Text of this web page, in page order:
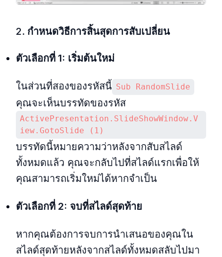
2. กำหนดวิธีการสิ้นสุดการสับเปลี่ยน
ตัวเลือกที่ 1: เริ่มต้นใหม่
ในส่วนที่สองของรหัสนี้ Sub RandomSlide
คุณจะเห็นบรรทัดของรหัส
ActivePresentation.SlideShowWindow.V
iew.GotoSlide (1)
บรรทัดนี้หมายความว่าหลังจากสับสไลด์
ทั้งหมดแล้ว คุณจะกลับไปที่สไลด์แรกเพื่อให้
คุณสามารถเริ่มใหม่ได้หากจำเป็น
ตัวเลือกที่ 2: จบที่สไลด์สุดท้าย
หากคุณต้องการจบการนำเสนอของคุณใน
สไลด์สุดท้ายหลังจากสไลด์ทั้งหมดสลับไปมา